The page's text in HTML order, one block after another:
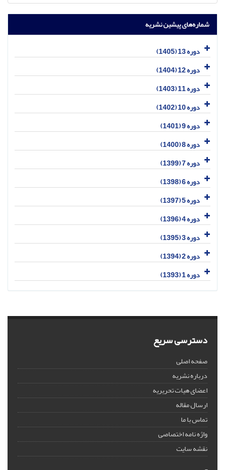
شماره‌های پیشین نشریه
دوره 13 (1405)
دوره 12 (1404)
دوره 11 (1403)
دوره 10 (1402)
دوره 9 (1401)
دوره 8 (1400)
دوره 7 (1399)
دوره 6 (1398)
دوره 5 (1397)
دوره 4 (1396)
دوره 3 (1395)
دوره 2 (1394)
دوره 1 (1393)
دسترسی سریع
صفحه اصلی
درباره نشریه
اعضای هیات تحریریه
ارسال مقاله
تماس با ما
واژه نامه اختصاصی
نقشه سایت